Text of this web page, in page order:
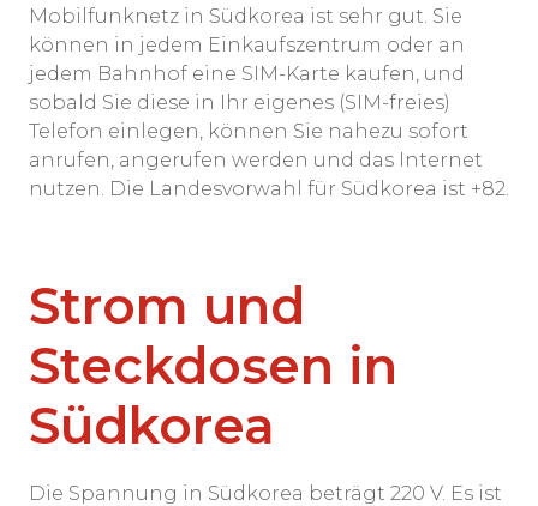
Mobilfunknetz in Südkorea ist sehr gut. Sie
können in jedem Einkaufszentrum oder an
jedem Bahnhof eine SIM-Karte kaufen, und
sobald Sie diese in Ihr eigenes (SIM-freies)
Telefon einlegen, können Sie nahezu sofort
anrufen, angerufen werden und das Internet
nutzen. Die Landesvorwahl für Südkorea ist +82.
Strom und
Steckdosen in
Südkorea
Die Spannung in Südkorea beträgt 220 V. Es ist